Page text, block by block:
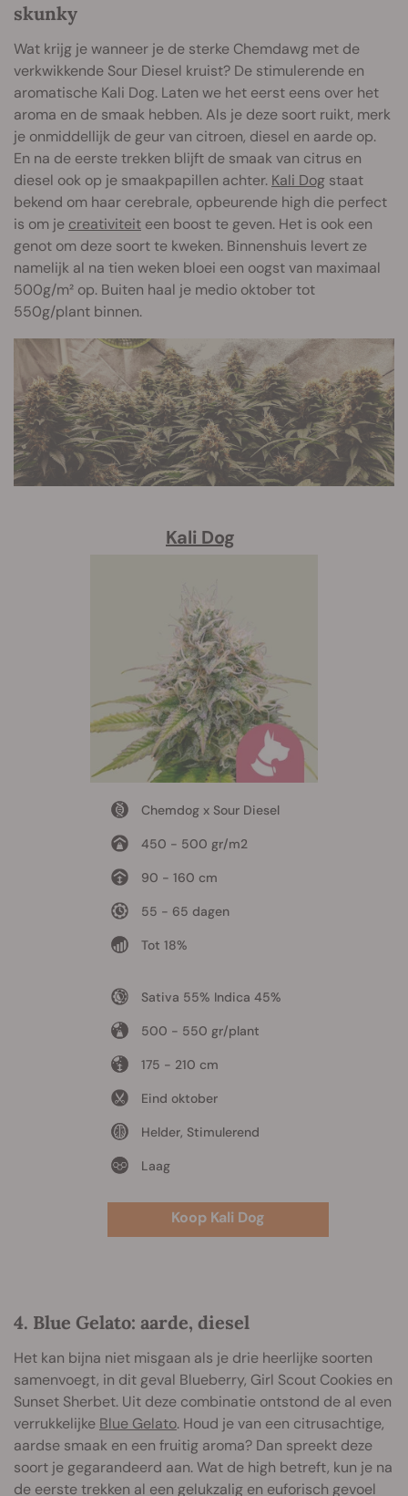
skunky
Wat krijg je wanneer je de sterke Chemdawg met de
verkwikkende Sour Diesel kruist? De stimulerende en
aromatische Kali Dog. Laten we het eerst eens over het
aroma en de smaak hebben. Als je deze soort ruikt, merk
je onmiddellijk de geur van citroen, diesel en aarde op.
En na de eerste trekken blijft de smaak van citrus en
diesel ook op je smaakpapillen achter. Kali Dog staat
bekend om haar cerebrale, opbeurende high die perfect
is om je creativiteit een boost te geven. Het is ook een
genot om deze soort te kweken. Binnenshuis levert ze
namelijk al na tien weken bloei een oogst van maximaal
500g/m² op. Buiten haal je medio oktober tot
550g/plant binnen.
Kali Dog
Chemdog x Sour Diesel
450 - 500 gr/m2
90 - 160 cm
55 - 65 dagen
Tot 18%
Sativa 55% Indica 45%
500 - 550 gr/plant
175 - 210 cm
Eind oktober
Helder, Stimulerend
Laag
Koop Kali Dog
4. Blue Gelato: aarde, diesel
Het kan bijna niet misgaan als je drie heerlijke soorten
samenvoegt, in dit geval Blueberry, Girl Scout Cookies en
Sunset Sherbet. Uit deze combinatie ontstond de al even
verrukkelijke Blue Gelato. Houd je van een citrusachtige,
aardse smaak en een fruitig aroma? Dan spreekt deze
soort je gegarandeerd aan. Wat de high betreft, kun je na
de eerste trekken al een gelukzalig en euforisch gevoel